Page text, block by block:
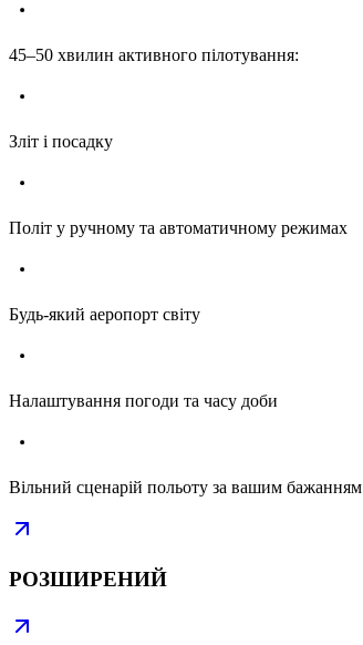
45–50 хвилин активного пілотування:
Зліт і посадку
Політ у ручному та автоматичному режимах
Будь-який аеропорт світу
Налаштування погоди та часу доби
Вільний сценарій польоту за вашим бажанням
РОЗШИРЕНИЙ